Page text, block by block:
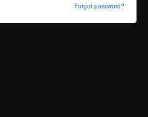
Forgot password?